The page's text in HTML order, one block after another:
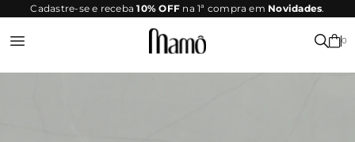
SITE
SEGURO
Cadastre-se e receba10% OFF na 1ª compra em Novidades.
0